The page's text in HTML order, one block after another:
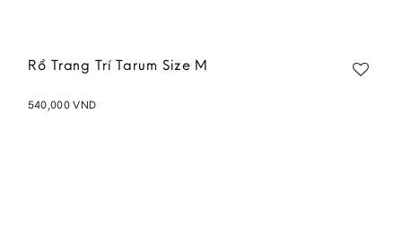
Rổ Trang Trí Tarum Size M
540,000VND